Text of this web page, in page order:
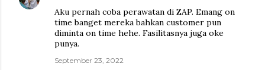
Aku pernah coba perawatan di ZAP. Emang on
time banget mereka bahkan customer pun
diminta on time hehe. Fasilitasnya juga oke
punya.
September 23, 2022